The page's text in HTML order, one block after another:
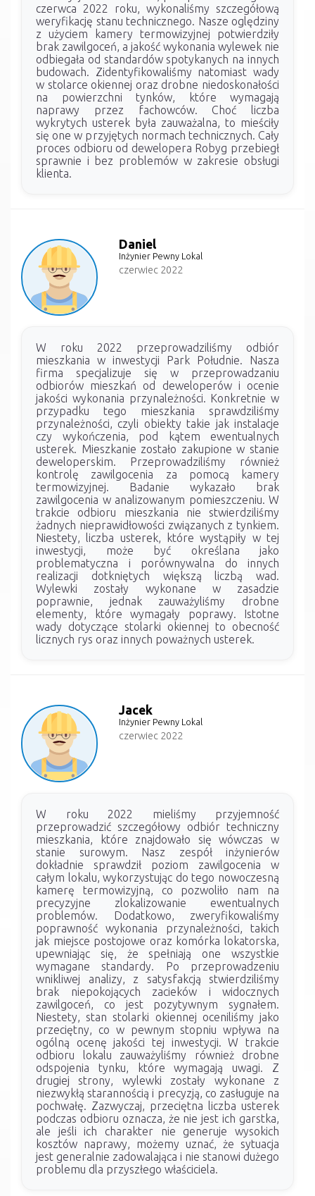
czerwca 2022 roku, wykonaliśmy szczegółową
weryfikację stanu technicznego. Nasze oględziny
z użyciem kamery termowizyjnej potwierdziły
brak zawilgoceń, a jakość wykonania wylewek nie
odbiegała od standardów spotykanych na innych
budowach. Zidentyfikowaliśmy natomiast wady
w stolarce okiennej oraz drobne niedoskonałości
na powierzchni tynków, które wymagają
naprawy przez fachowców. Choć liczba
wykrytych usterek była zauważalna, to mieściły
się one w przyjętych normach technicznych. Cały
proces odbioru od dewelopera Robyg przebiegł
sprawnie i bez problemów w zakresie obsługi
klienta.
Daniel
Inżynier Pewny Lokal
czerwiec 2022
W roku 2022 przeprowadziliśmy odbiór
mieszkania w inwestycji Park Południe. Nasza
firma specjalizuje się w przeprowadzaniu
odbiorów mieszkań od deweloperów i ocenie
jakości wykonania przynależności. Konkretnie w
przypadku tego mieszkania sprawdziliśmy
przynależności, czyli obiekty takie jak instalacje
czy wykończenia, pod kątem ewentualnych
usterek. Mieszkanie zostało zakupione w stanie
deweloperskim. Przeprowadziliśmy również
kontrolę zawilgocenia za pomocą kamery
termowizyjnej. Badanie wykazało brak
zawilgocenia w analizowanym pomieszczeniu. W
trakcie odbioru mieszkania nie stwierdziliśmy
żadnych nieprawidłowości związanych z tynkiem.
Niestety, liczba usterek, które wystąpiły w tej
inwestycji, może być określana jako
problematyczna i porównywalna do innych
realizacji dotkniętych większą liczbą wad.
Wylewki zostały wykonane w zasadzie
poprawnie, jednak zauważyliśmy drobne
elementy, które wymagały poprawy. Istotne
wady dotyczące stolarki okiennej to obecność
licznych rys oraz innych poważnych usterek.
Jacek
Inżynier Pewny Lokal
czerwiec 2022
W roku 2022 mieliśmy przyjemność
przeprowadzić szczegółowy odbiór techniczny
mieszkania, które znajdowało się wówczas w
stanie surowym. Nasz zespół inżynierów
dokładnie sprawdził poziom zawilgocenia w
całym lokalu, wykorzystując do tego nowoczesną
kamerę termowizyjną, co pozwoliło nam na
precyzyjne zlokalizowanie ewentualnych
problemów. Dodatkowo, zweryfikowaliśmy
poprawność wykonania przynależności, takich
jak miejsce postojowe oraz komórka lokatorska,
upewniając się, że spełniają one wszystkie
wymagane standardy. Po przeprowadzeniu
wnikliwej analizy, z satysfakcją stwierdziliśmy
brak niepokojących zacieków i widocznych
zawilgoceń, co jest pozytywnym sygnałem.
Niestety, stan stolarki okiennej oceniliśmy jako
przeciętny, co w pewnym stopniu wpływa na
ogólną ocenę jakości tej inwestycji. W trakcie
odbioru lokalu zauważyliśmy również drobne
odspojenia tynku, które wymagają uwagi. Z
drugiej strony, wylewki zostały wykonane z
niezwykłą starannością i precyzją, co zasługuje na
pochwałę. Zazwyczaj, przeciętna liczba usterek
podczas odbioru oznacza, że nie jest ich garstka,
ale jeśli ich charakter nie generuje wysokich
kosztów naprawy, możemy uznać, że sytuacja
jest generalnie zadowalająca i nie stanowi dużego
problemu dla przyszłego właściciela.